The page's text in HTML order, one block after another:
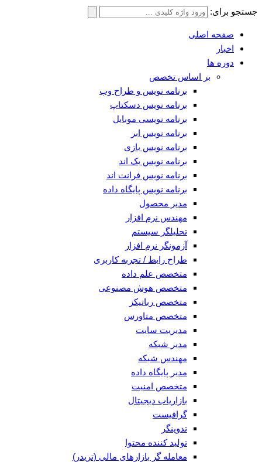
جستجو برای:
صفحه اصلی
اخبار
دوره ها
بر اساس تخصص
برنامه نویس و طراح وب
برنامه نویس دسکتاپ
برنامه نویسی موبایل
برنامه نویس ابر
برنامه نویس بازی
برنامه نویس بک اند
برنامه نویس فرانت اند
برنامه نویس پایگاه داده
مدیر محصول
مهندس نرم افزار
تحلیلگر سیستم
آزمونگر نرم افزار
طراح رابط / تجربه کاربری
متخصص علم داده
متخصص هوش مصنوعی
متخصص رباتیکز
متخصص متاورس
مدیریت سایت
مدیر شبکه
مهندس شبکه
مدیر پایگاه داده
متخصص امنیت
بازاریاب دیجیتال
گرافیست
تدوینگر
تولید کننده محتوا
معامله گر بازارهای مالی (تریدر)